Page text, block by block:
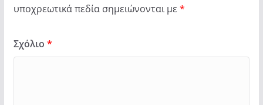
υποχρεωτικά πεδία σημειώνονται με *
Σχόλιο *